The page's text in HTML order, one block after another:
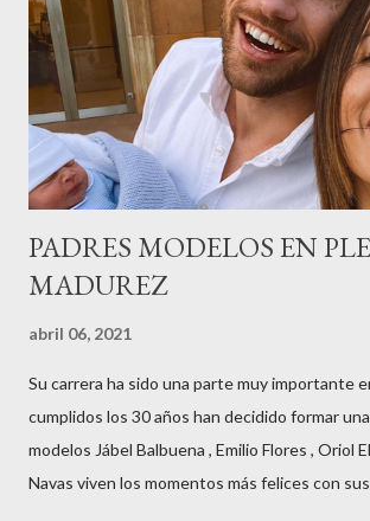
horas . Carolina y Quionia Pagés Carolina
Museu Marítim de BCN ,en las Drassanes
destacadas del sector,así como clientes,
de comunicación, en una velada inolvidable
años peinando almas, creando belleza,i...
PADRES MODELOS EN
MADUREZ
abril 06, 2021
Su carrera ha sido una parte muy importante
cumplidos los 30 años han decidido formar
modelos Jábel Balbuena , Emilio Flores , Oriol
Navas viven los momentos más felices con